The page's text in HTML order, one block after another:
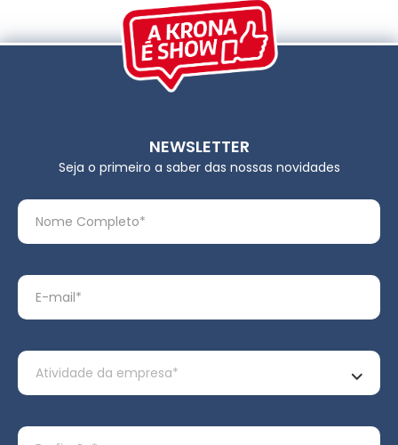
NEWSLETTER
Seja o primeiro a saber das nossas novidades